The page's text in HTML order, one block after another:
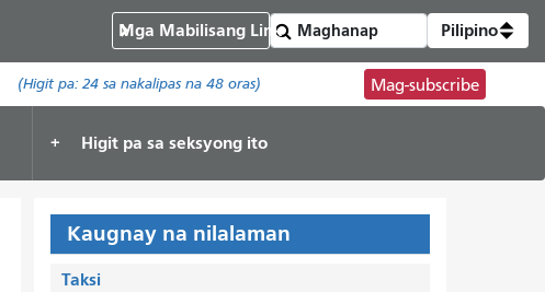
Mga Mabilisang Link Pilipino
(Higit pa:24 sa nakalipas na 48 oras) Mag-subscribe
Higit pa sa seksyong ito
Kaugnay na nilalaman
Taksi